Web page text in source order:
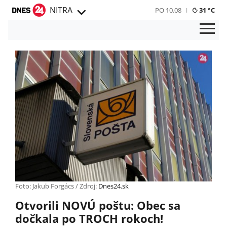
NITRA PO 10.08 31 °C
Foto: Jakub Forgács / Zdroj: Dnes24.sk
Otvorili NOVÚ poštu: Obec sa
dočkala po TROCH rokoch!